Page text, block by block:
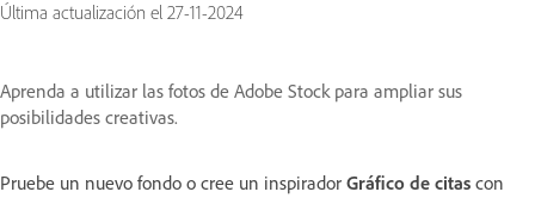
Última actualización el 27-11-2024
Aprenda a utilizar las fotos de Adobe Stock para ampliar sus
posibilidades creativas.
Pruebe un nuevo fondo o cree un inspirador Gráfico de citas con